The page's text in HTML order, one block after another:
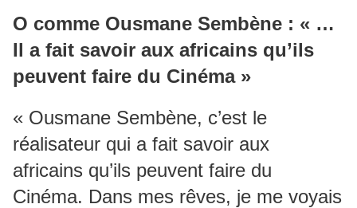
O comme Ousmane Sembène : « …
Il a fait savoir aux africains qu’ils
peuvent faire du Cinéma »
« Ousmane Sembène, c’est le
réalisateur qui a fait savoir aux
africains qu’ils peuvent faire du
Cinéma. Dans mes rêves, je me voyais